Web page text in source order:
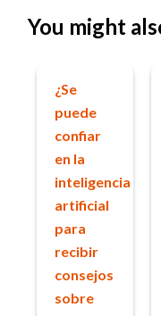
You might
¿Se
puede
confiar
en la
inteligencia
artificial
para
recibir
consejos
sobre